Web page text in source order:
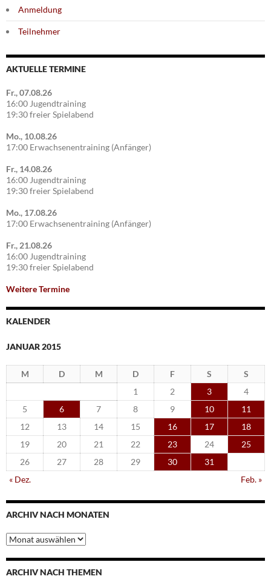
Anmeldung
Teilnehmer
AKTUELLE TERMINE
Fr., 07.08.26
16:00 Jugendtraining
19:30 freier Spielabend
Mo., 10.08.26
17:00 Erwachsenentraining (Anfänger)
Fr., 14.08.26
16:00 Jugendtraining
19:30 freier Spielabend
Mo., 17.08.26
17:00 Erwachsenentraining (Anfänger)
Fr., 21.08.26
16:00 Jugendtraining
19:30 freier Spielabend
Weitere Termine
KALENDER
JANUAR 2015
M D M D F S
S
1
2 3
4
5
6 7 8 9 10
11
12
13 14 15 16 17
18
19
20 21 22 23 24
25
26
27 28 29 30
31
« Dez.
Feb. »
ARCHIV NACH MONATEN
Archiv
nach
Monaten
ARCHIV NACH THEMEN